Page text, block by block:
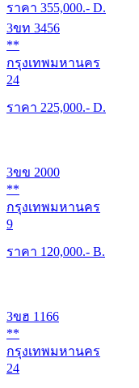
ราคา 355,000.- D.
3ขท 3456
**
กรุงเทพมหานคร
24
ราคา 225,000.- D.
3ขข 2000
**
กรุงเทพมหานคร
9
ราคา 120,000.- B.
3ขฮ 1166
**
กรุงเทพมหานคร
24